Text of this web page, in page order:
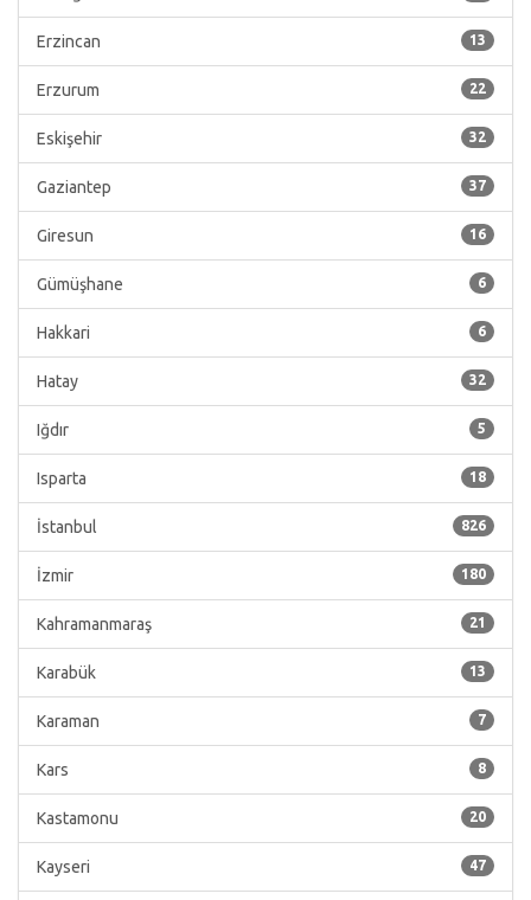
13
Erzincan
22
Erzurum
32
Eskişehir
37
Gaziantep
16
Giresun
6
Gümüşhane
6
Hakkari
32
Hatay
5
Iğdır
18
Isparta
826
İstanbul
180
İzmir
21
Kahramanmaraş
13
Karabük
7
Karaman
8
Kars
20
Kastamonu
47
Kayseri